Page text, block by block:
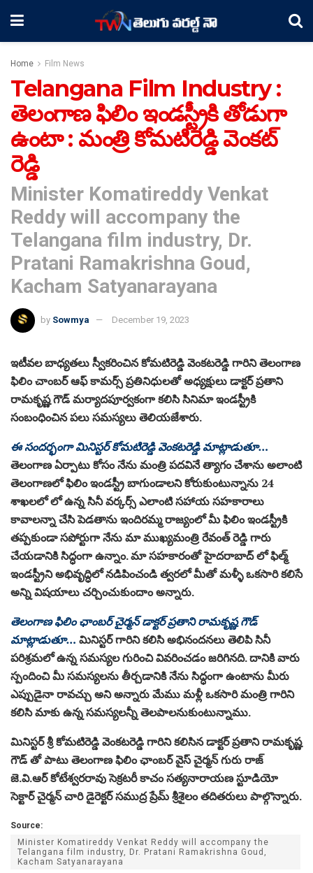
Home Film News
Telangana Film Industry :
తెలంగాణ ఫిలిం ఇండస్ట్రీకి తోడుగా
ఉంటా : మంత్రి కోమటిరెడ్డి వెంకట్
రెడ్డి
Minister Komatireddy Venkat
Reddy will accompany the
Telangana film industry, Dr.
Pratani Ramakrishna Goud,
Kacham Satyanarayana
by Sowmya December 19, 2023
ఇటీవల బాధ్యతలు స్వీకరించిన కోమటిరెడ్డి వెంకటరెడ్డి గారిని తెలంగాణ
ఫిలిం చాంబర్ ఆఫ్ కామర్స్ ప్రతినిధులతో అధ్యక్షులు డాక్టర్ ప్రతాని
రామకృష్ణ గౌడ్ మర్యాదపూర్వకంగా కలిసి సినిమా ఇండస్ట్రీకి
సంబంధించిన పలు సమస్యలు తెలియజేశారు.
ఈ సందర్భంగా మినిస్టర్ కోమటిరెడ్డి వెంకటరెడ్డి మాట్లాడుతూ…
తెలంగాణ ఏర్పాటు కోసం నేను మంత్రి పదవినే త్యాగం చేశాను అలాంటి
తెలంగాణలో ఫిలిం ఇండస్ట్రీ బాగుండాలని కోరుకుంటున్నాను 24
శాఖలలో లో ఉన్న సినీ వర్కర్స్ ఎలాంటి సహాయ సహకారాలు
కావాలన్నా చేసి పెడతాను ఇందిరమ్మ రాజ్యంలో మీ ఫిలిం ఇండస్ట్రీకి
తప్పకుండా సపోర్టుగా నేను మా ముఖ్యమంత్రి రేవంత్ రెడ్డి గారు
చేయడానికి సిద్ధంగా ఉన్నాం. మా సహకారంతో హైదరాబాద్ లో ఫిల్మ్
ఇండస్ట్రీని అభివృద్ధిలో నడిపించండి త్వరలో మీతో మళ్ళీ ఒకసారి కలిసే
అన్ని విషయాలు చర్చించుకుందాం అన్నారు.
తెలంగాణ ఫిలిం ఛాంబర్ చైర్మన్ డాక్టర్ ప్రతాని రామకృష్ణ గౌడ్
మాట్లాడుతూ… మినిస్టర్ గారిని కలిసి అభినందనలు తెలిపి సినీ
పరిశ్రమలో ఉన్న సమస్యల గురించి వివరించడం జరిగినది. దానికి వారు
స్పందించి మీ సమస్యలను తీర్చడానికి నేను సిద్ధంగా ఉంటాను మీరు
ఎప్పుడైనా రావచ్చు అని అన్నారు మేము మళ్లీ ఒకసారి మంత్రి గారిని
కలిసి మాకు ఉన్న సమస్యలన్నీ తెలపాలనుకుంటున్నాము.
మినిస్టర్ శ్రీ కోమటిరెడ్డి వెంకటరెడ్డి గారిని కలిసిన డాక్టర్ ప్రతాని రామకృష్ణ
గౌడ్ తో పాటు తెలంగాణ ఫిలిం ఛాంబర్ వైస్ చైర్మన్ గురు రాజ్
జె.వి.ఆర్ కోటేశ్వరరావు సెక్రటరీ కాచం సత్యనారాయణ స్టూడియో
సెక్టార్ చైర్మన్ చారి డైరెక్టర్ సముద్ర ప్రేమ్ శ్రీశైలం తదితరులు పాల్గొన్నారు.
Source:
Minister Komatireddy Venkat Reddy will accompany the
Telangana film industry, Dr. Pratani Ramakrishna Goud,
Kacham Satyanarayana